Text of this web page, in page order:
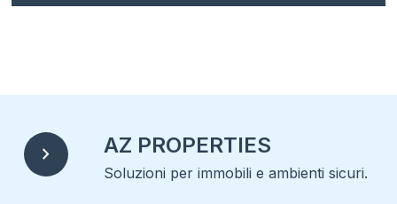
chevron_right AZ PROPERTIES
Soluzioni per immobili e ambienti sicuri.